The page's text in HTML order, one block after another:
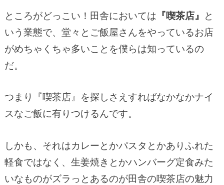
ところがどっこい！田舎においては 『喫茶店』 と
いう業態で、堂々とご飯屋さんをやっているお店
がめちゃくちゃ多いことを僕らは知っているの
だ。
つまり『喫茶店』を探しさえすればなかなかナイ
スなご飯に有りつけるんです。
しかも、それはカレーとかパスタとかありふれた
軽食ではなく、生姜焼きとかハンバーグ定食みた
いなものがズラっとあるのが田舎の喫茶店の魅力